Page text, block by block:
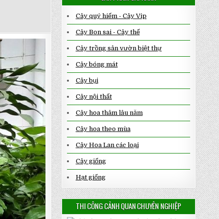
Cây quý hiếm - Cây Vip
Cây Bon sai - Cây thế
Cây trồng sân vườn biệt thự
Cây bóng mát
Cây bụi
Cây nội thất
Cây hoa thảm lâu năm
Cây hoa theo mùa
Cây Hoa Lan các loại
Cây giống
Hạt giống
THI CÔNG CẢNH QUAN CHUYÊN NGHIỆP